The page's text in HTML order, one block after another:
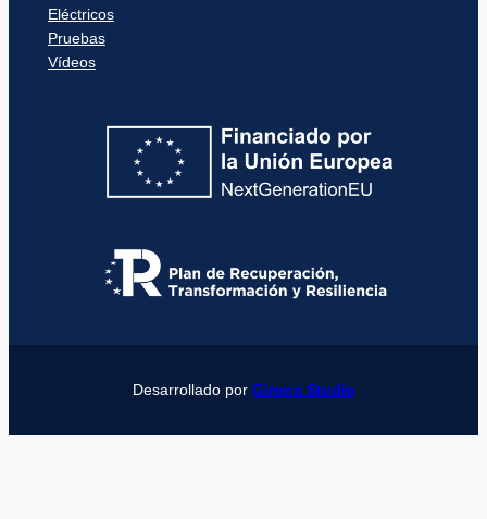
Eléctricos
Pruebas
Vídeos
Desarrollado por Girona Studio